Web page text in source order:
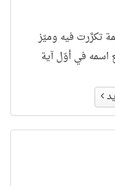
تكرَّرت فيه وميّز
اسمه في أوّل آية